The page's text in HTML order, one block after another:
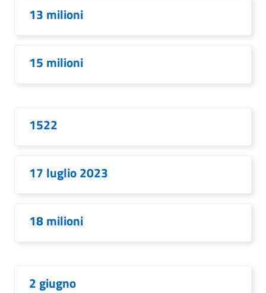
13 milioni
15 milioni
1522
17 luglio 2023
18 milioni
2 giugno